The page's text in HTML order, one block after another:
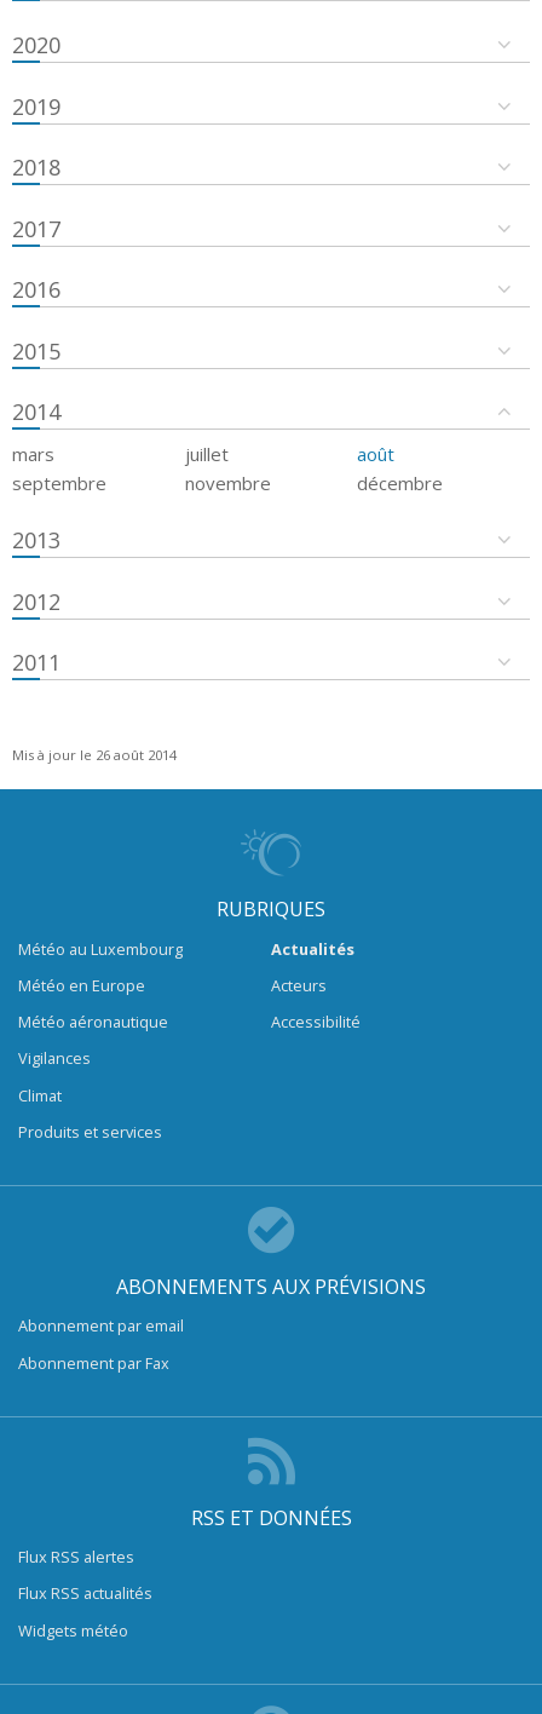
2020
2019
2018
2017
2016
2015
2014
mars juillet
août
septembre
novembre décembre
2013
2012
2011
Mis à jour le 26 août 2014
RUBRIQUES
Météo au Luxembourg
Météo en Europe
Météo aéronautique
Vigilances
Climat
Produits et services
Actualités
Acteurs
Accessibilité
ABONNEMENTS AUX PRÉVISIONS
Abonnement par email
Abonnement par Fax
RSS ET DONNÉES
Flux RSS alertes
Flux RSS actualités
Widgets météo